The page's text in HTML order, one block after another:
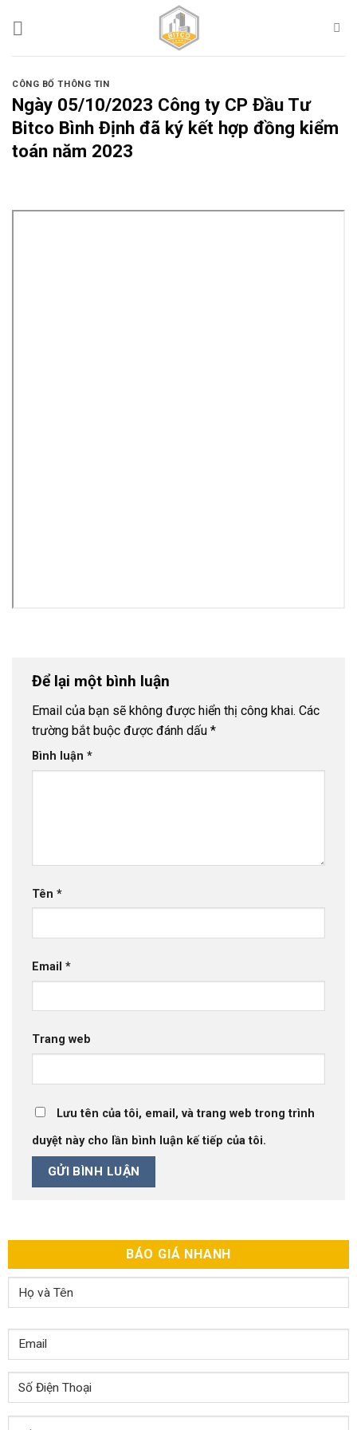
CÔNG BỐ THÔNG TIN
Ngày 05/10/2023 Công ty CP Đầu Tư
Bitco Bình Định đã ký kết hợp đồng kiểm
toán năm 2023
Để lại một bình luận
Email của bạn sẽ không được hiển thị công khai. Các
trường bắt buộc được đánh dấu *
Bình luận *
Tên *
Email *
Trang web
Lưu tên của tôi, email, và trang web trong trình
duyệt này cho lần bình luận kế tiếp của tôi.
BÁO GIÁ NHANH